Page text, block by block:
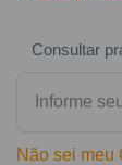
Consultar
Não sei meu